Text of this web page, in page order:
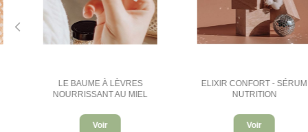
LE BAUME À LÈVRES
NOURRISSANT AU MIEL
ELIXIR CONFORT - SÉRUM
NUTRITION